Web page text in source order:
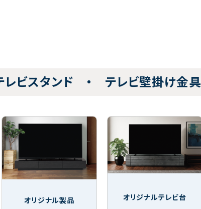
ビスタンド ・ テレビ壁掛け金具
オリジナル製品 オリジナルテレビ台